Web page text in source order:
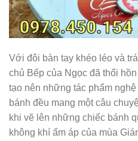
Với đôi bàn tay khéo léo và
chủ Bếp của Ngọc đã thổi
tạo nên những tác phẩm
bánh đều mang một câu
khi vẽ lên những chiếc bánh
không khí ấm áp của mùa